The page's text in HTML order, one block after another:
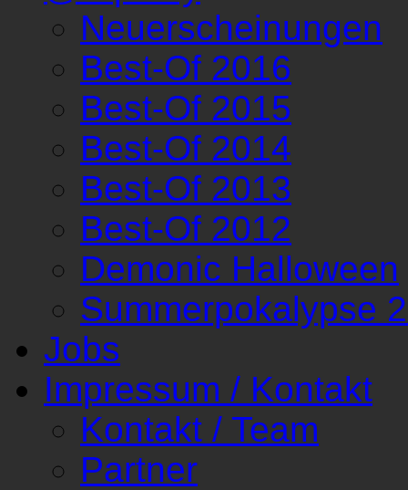
Neuerscheinungen
Best-Of 2016
Best-Of 2015
Best-Of 2014
Best-Of 2013
Best-Of 2012
Demonic Halloween
Summerpokalypse
Jobs
Impressum / Kontakt
Kontakt / Team
Partner